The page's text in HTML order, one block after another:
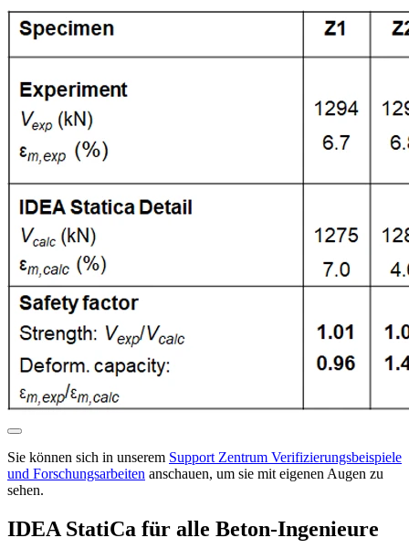
Sie können sich in unserem Support Zentrum Verifizierungsbeispiele
und Forschungsarbeiten anschauen, um sie mit eigenen Augen zu
sehen.
IDEA StatiCa für alle Beton-Ingenieure